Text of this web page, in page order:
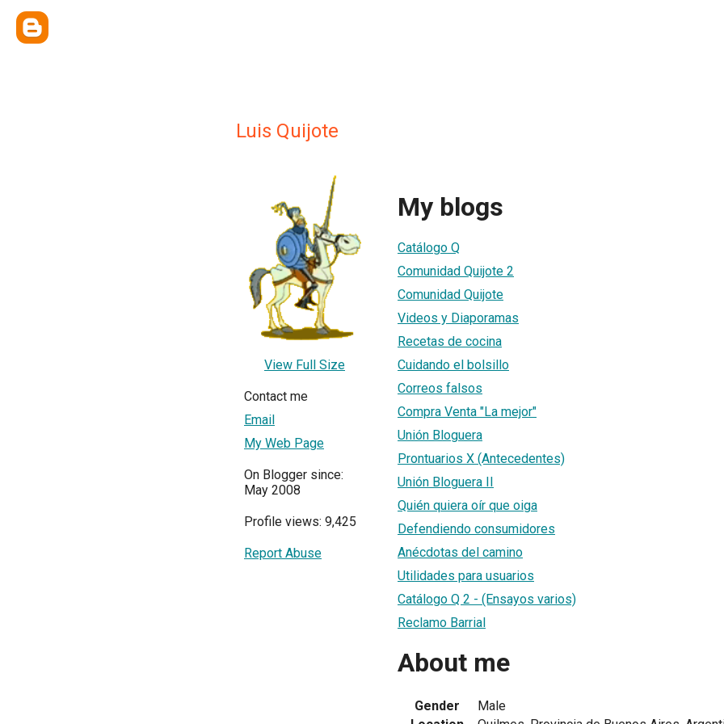
Luis Quijote
View Full Size
Contact me
Email
My Web Page
On Blogger since:
May 2008
Profile views: 9,425
Report Abuse
My blogs
Catálogo Q
Comunidad Quijote 2
Comunidad Quijote
Videos y Diaporamas
Recetas de cocina
Cuidando el bolsillo
Correos falsos
Compra Venta "La mejor"
Unión Bloguera
Prontuarios X (Antecedentes)
Unión Bloguera II
Quién quiera oír que oiga
Defendiendo consumidores
Anécdotas del camino
Utilidades para usuarios
Catálogo Q 2 - (Ensayos varios)
Reclamo Barrial
About me
Gender
Male